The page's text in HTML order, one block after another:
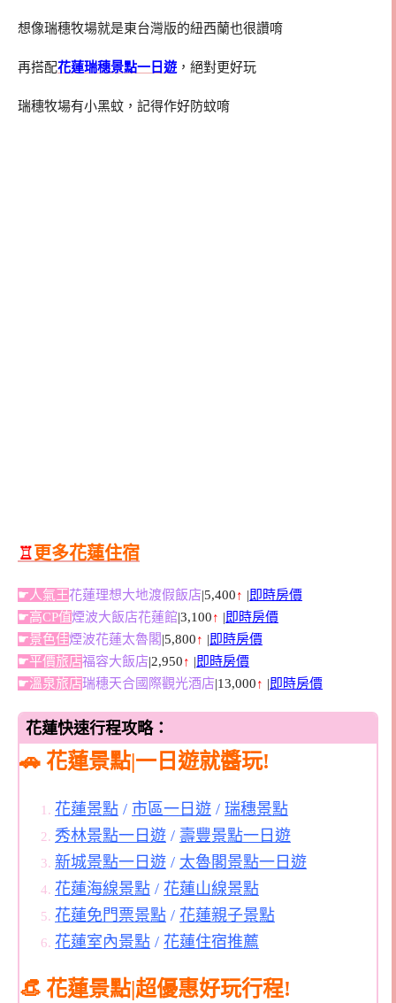
想像瑞穗牧場就是東台灣版的紐西蘭也很讚唷
再搭配花蓮瑞穗景點一日遊 ，絕對更好玩
瑞穗牧場有小黑蚊，記得作好防蚊唷
♖ 更多花蓮住宿
☛人氣王花蓮理想大地渡假飯店|5,400↑ |即時房價
☛高CP值煙波大飯店花蓮館|3,100↑ |即時房價
☛景色佳煙波花蓮太魯閣|5,800↑ |即時房價
☛平價旅店福容大飯店|2,950↑ |即時房價
☛溫泉旅店瑞穗天合國際觀光酒店|13,000↑ |即時房價
花蓮快速行程攻略：
🚗 花蓮景點|一日遊就醬玩!
花蓮景點 / 市區一日遊 / 瑞穗景點
秀林景點一日遊 / 壽豐景點一日遊
新城景點一日遊 / 太魯閣景點一日遊
花蓮海線景點 / 花蓮山線景點
花蓮免門票景點 / 花蓮親子景點
花蓮室內景點 / 花蓮住宿推薦
👒 花蓮景點|超優惠好玩行程!